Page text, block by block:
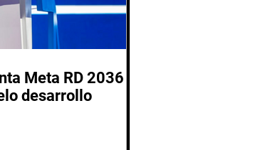
Meta RD 2036
desarrollo